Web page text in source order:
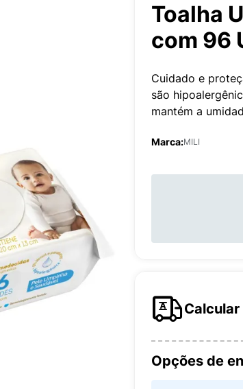
Toalha
com 96
Cuidado e
são
mantém a
Marca:MILI
Opções de